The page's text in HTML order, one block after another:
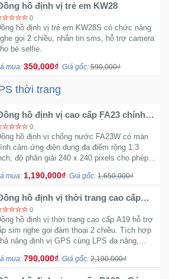
hồ định vị trẻ em KW28
0
hồ định vị trẻ em KW28S có chức năng
gọi 2 chiều, nhắn tin sms, hỗ trợ camera
bé selfie.
mua: 350,000₫ Giá gốc: 590,000₫
thời trang
hồ định vị cao cấp FA23 chính
- SOS Antilost có hỗ trợ Touch
0
hồ định vị chống nước FA23W có màn
cảm ứng điện dung đa điểm rộng 1.3
độ phân giải 240 x 240 pixels cho phép
dễ dàng.
mua: 1,190,000₫ Giá gốc: 1,650,000₫
hồ định vị thời trang cao cấp
- SOS Call Tracker cực chuẩn xác
0
hồ định vị thời trang cao cấp A19 hỗ trợ
sim nghe gọi đàm thoại 2 chiều. Tích hợp
năng định vị GPS cùng LPS đa năng,
mua: 790,000₫ Giá gốc: 2,190,000₫